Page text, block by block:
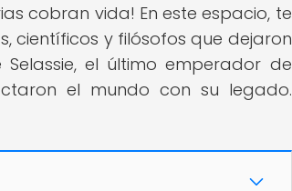
cobran vida! En este espacio, te
científicos y filósofos que dejaron
el último emperador de
el mundo con su legado.